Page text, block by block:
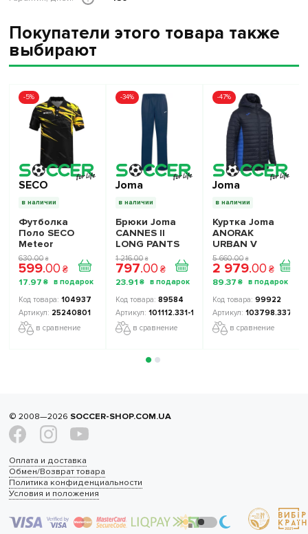
Покупатели этого товара также
выбирают
-5%
SECO
в наличии
Футболка
Поло SECO
Meteor
25240801 цвет:
черный/
желтый
630.00 ₴
599.00 ₴
17.97 ₴
104937
25240801
в сравнение
-34%
Joma
в наличии
Брюки Joma
CANNES II
LONG PANTS
NAVY 101112.331
1 216.00 ₴
797.00 ₴
23.91 ₴
89584
101112.331-10
в сравнение
-47%
Joma
в наличии
Куртка Joma
ANORAK
URBAN V
103798.337
цвет: темно-
синий/синий
5 660.00 ₴
2 979.00 ₴
89.37 ₴
99922
103798.337
в сравнение
© 2008—2026 SOCCER-SHOP.COM.UA
Оплата и доставка
Обмен/Возврат товара
Политика конфиденциальности
Условия и положения